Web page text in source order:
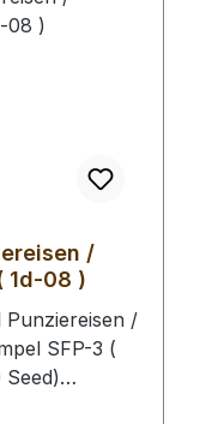
/
1d-08 )
Punziereisen /
SFP-3 (